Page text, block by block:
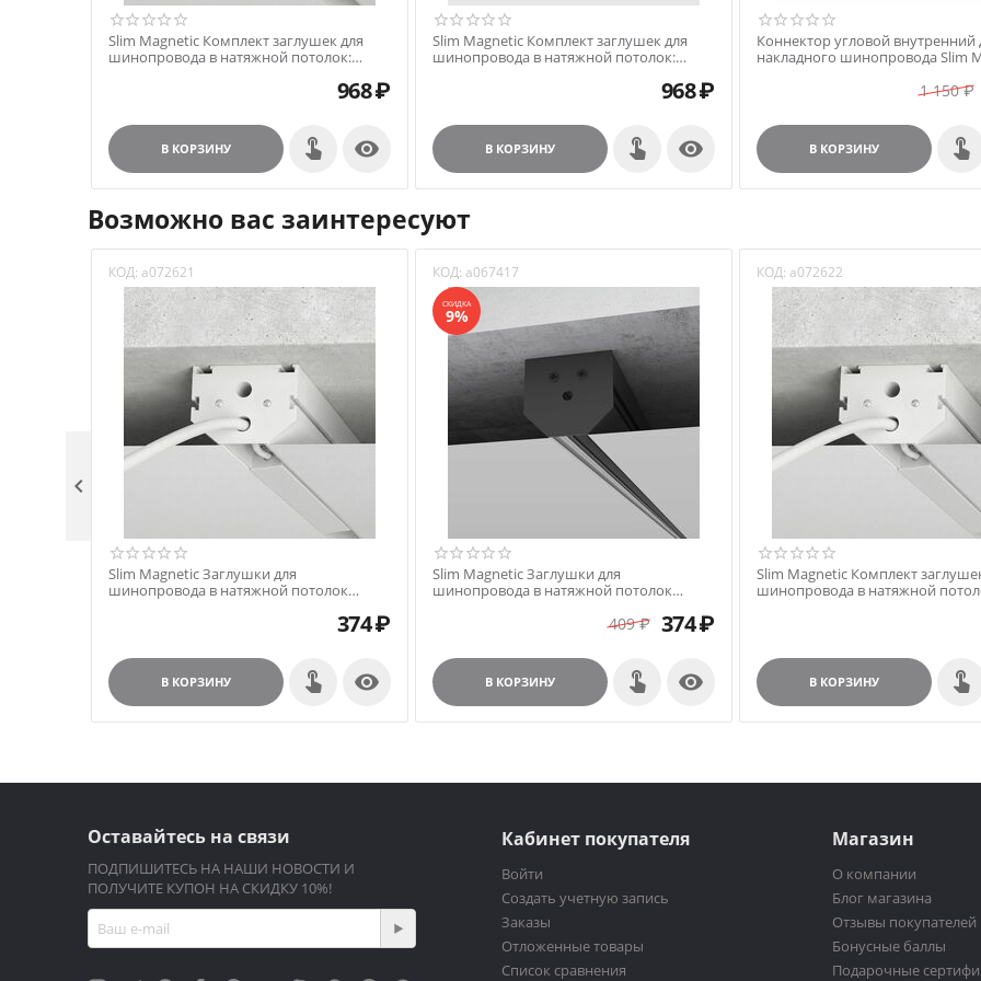
Slim Magnetic Комплект заглушек для
шинопровода в натяжной потолок:
968₽
В КОРЗИНУ 
Slim Magnetic Комплект заглушек для
шинопровода в натяжной потолок:
968₽
В КОРЗИНУ 
Коннектор угловой внутренний
накладного шинопровода Slim
1 150 ₽
В КОРЗИНУ
Возможно вас заинтересуют
КОД: a072621
Slim Magnetic Заглушки для
шинопровода в натяжной потолок
374₽
В КОРЗИНУ 
КОД: a067417
СКИДКА
9%
Slim Magnetic Заглушки для
шинопровода в натяжной потолок
409 ₽ 374₽
В КОРЗИНУ 
КОД: a072622
Slim Magnetic Комплект
шинопровода в натяжной
В КОРЗИНУ

Оставайтесь на связи
ПОДПИШИТЕСЬ НА НАШИ НОВОСТИ И
ПОЛУЧИТЕ КУПОН НА СКИДКУ 10%!
Кабинет покупателя
Войти
Создать учетную запись
Заказы
Отложенные товары
Список сравнения
Магазин
О компании
Блог магазина
Отзывы покупателей
Бонусные баллы
Подарочные